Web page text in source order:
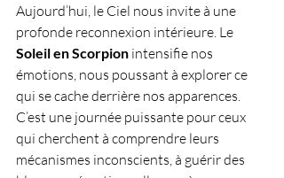
Aujourd’hui, le Ciel nous invite à une
profonde reconnexion intérieure. Le
Soleil en Scorpion intensifie nos
émotions, nous poussant à explorer ce
qui se cache derrière nos apparences.
C’est une journée puissante pour ceux
qui cherchent à comprendre leurs
mécanismes inconscients, à guérir des